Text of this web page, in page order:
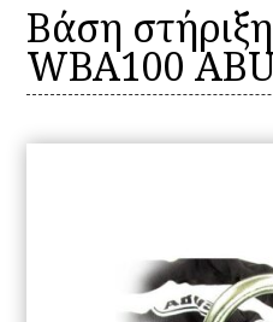
Βάση
WBA100